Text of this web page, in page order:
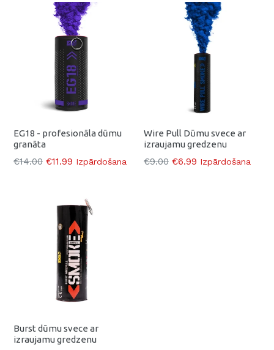
EG18 - profesionāla dūmu
granāta
Parasti
€14.00 €11.99 Izpārdošana
Wire Pull Dūmu svece ar
izraujamu gredzenu
Parasti
€9.00 €6.99 Izpārdošana
Burst dūmu svece ar
izraujamu gredzenu